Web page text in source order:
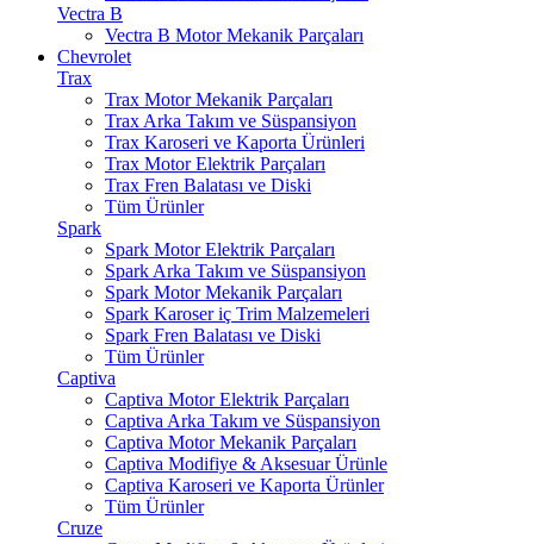
Vectra B
Vectra B Motor Mekanik Parçaları
Chevrolet
Trax
Trax Motor Mekanik Parçaları
Trax Arka Takım ve Süspansiyon
Trax Karoseri ve Kaporta Ürünleri
Trax Motor Elektrik Parçaları
Trax Fren Balatası ve Diski
Tüm Ürünler
Spark
Spark Motor Elektrik Parçaları
Spark Arka Takım ve Süspansiyon
Spark Motor Mekanik Parçaları
Spark Karoser iç Trim Malzemeleri
Spark Fren Balatası ve Diski
Tüm Ürünler
Captiva
Captiva Motor Elektrik Parçaları
Captiva Arka Takım ve Süspansiyon
Captiva Motor Mekanik Parçaları
Captiva Modifiye & Aksesuar Ürünle
Captiva Karoseri ve Kaporta Ürünler
Tüm Ürünler
Cruze